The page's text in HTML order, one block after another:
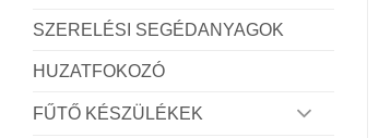
SZERELÉSI SEGÉDANYAGOK
HUZATFOKOZÓ
FŰTŐ KÉSZÜLÉKEK